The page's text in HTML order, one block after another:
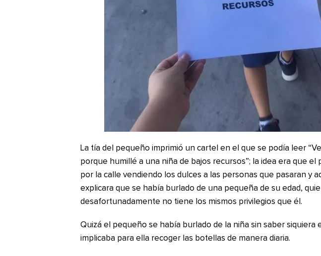
La tía del pequeño imprimió un cartel en el que se podía leer
porque humillé a una niña de bajos recursos”; la idea era que el
por la calle vendiendo los dulces a las personas que pasaran y
explicara que se había burlado de una pequeña de su edad,
desafortunadamente no tiene los mismos privilegios que él.
Quizá el pequeño se había burlado de la niña sin saber siquiera
implicaba para ella recoger las botellas de manera diaria.